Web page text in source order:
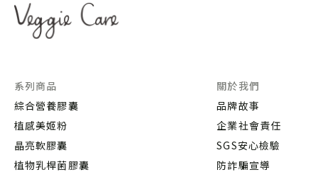
系列商品
綜合營養膠囊
植感美姬粉
晶亮軟膠囊
植物乳桿菌膠囊
關於我們
品牌故事
企業社會責任
SGS安心檢驗
防詐騙宣導